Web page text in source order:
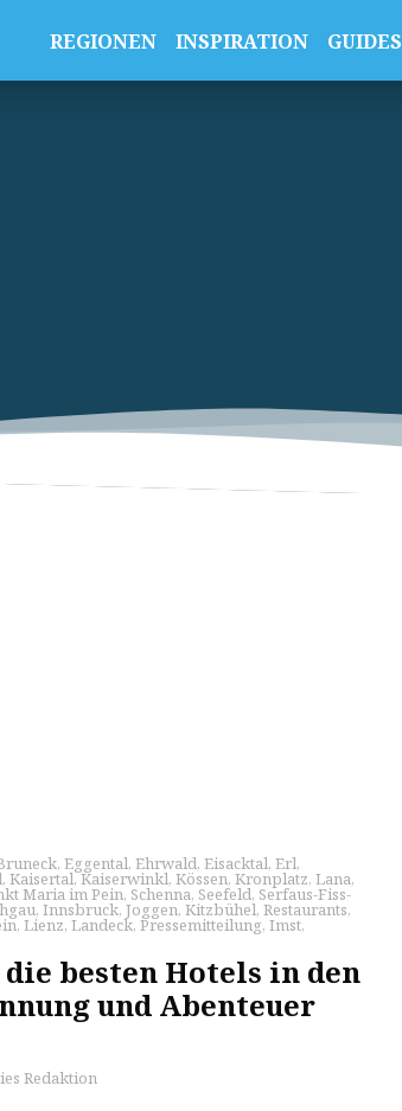
REGIONEN INSPIRATION GUIDES
, Eggental, Ehrwald, Eisacktal, Erl,
, Kaisertal,Kaiserwinkl, Kössen, Kronplatz, Lana,
Maria im Pein, Schenna, Seefeld, Serfaus-Fiss-
, Innsbruck, Joggen, Kitzbühel, Restaurants,
, Lienz, Landeck, Pressemitteilung, Imst,
besten Hotels in den
und Abenteuer
Redaktion